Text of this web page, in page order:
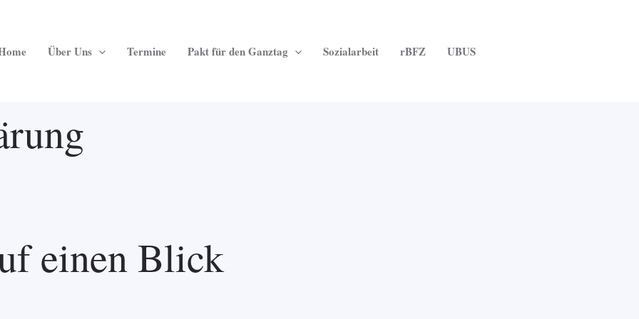
Über Uns Termine Pakt für den Ganztag Sozialarbeit rBFZ UBUS
einen Blick